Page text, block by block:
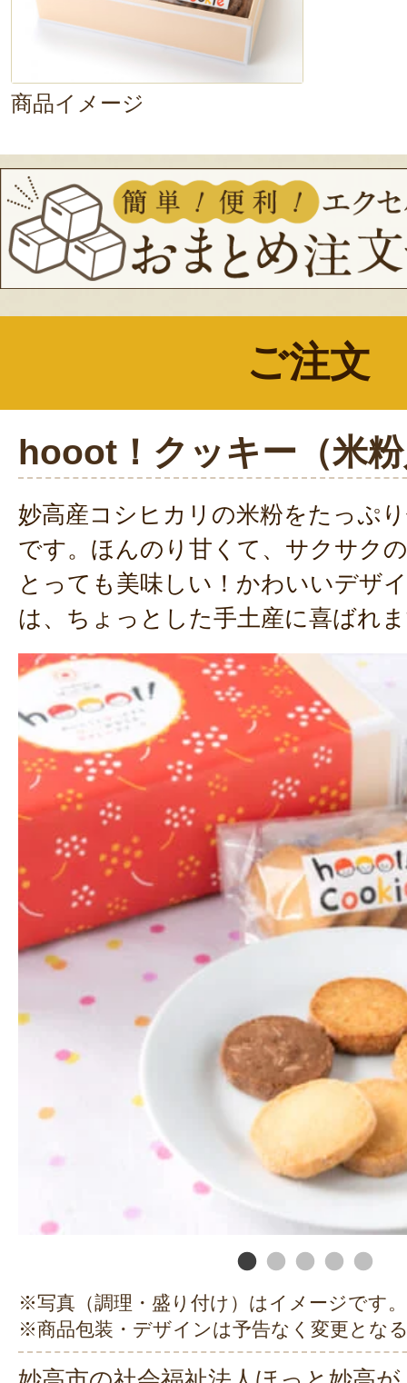
商品イメージ
ご注文
hooot！クッキー（米
妙高産コシヒカリの米粉をたっぷ
です。ほんのり甘くて、サクサク
とっても美味しい！かわいいデザ
は、ちょっとした手土産に喜ばれ
※写真（調理・盛り付け）はイメージです。
※商品包装・デザインは予告なく変更とな